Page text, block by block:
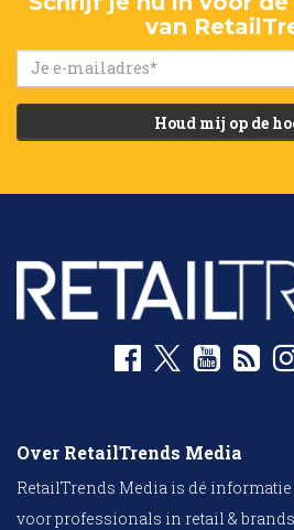
van
Houd mij op de
Over RetailTrends Media
RetailTrends Media is dé
voor professionals in retail &